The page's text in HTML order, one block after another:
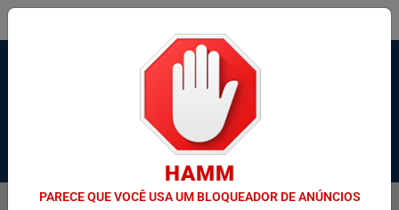
Pesquisar Notícia
SÃO VICENTE E GUARUJÁ MELHORAM DESEMPENHO
MENU
HAMM
PARECE QUE VOCÊ USA UM BLOQUEADOR DE ANÚNCIOS